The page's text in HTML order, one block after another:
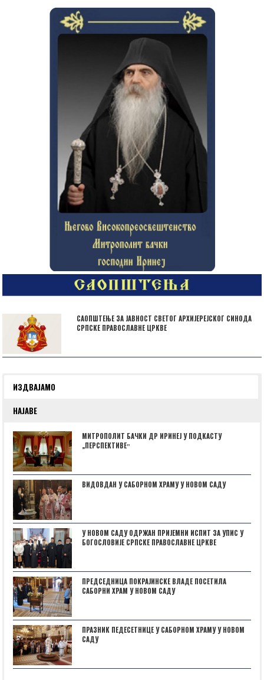
САОПШТЕЊЕ ЗА ЈАВНОСТ СВЕТОГ АРХИЈЕРЕЈСКОГ СИНОДА
СРПСКЕ ПРАВОСЛАВНЕ ЦРКВЕ
ИЗДВАЈАМО
НАЈАВЕ
МИТРОПОЛИТ БАЧКИ ДР ИРИНЕЈ У ПОДКАСТУ
„ПЕРСПЕКТИВЕˮ
ВИДОВДАН У САБОРНОМ ХРАМУ У НОВОМ САДУ
У НОВОМ САДУ ОДРЖАН ПРИЈЕМНИ ИСПИТ ЗА УПИС У
БОГОСЛОВИЈЕ СРПСКЕ ПРАВОСЛАВНЕ ЦРКВЕ
ПРЕДСЕДНИЦА ПОКРАЈИНСКЕ ВЛАДЕ ПОСЕТИЛА
САБОРНИ ХРАМ У НОВОМ САДУ
ПРАЗНИК ПЕДЕСЕТНИЦЕ У САБОРНОМ ХРАМУ У НОВОМ
САДУ